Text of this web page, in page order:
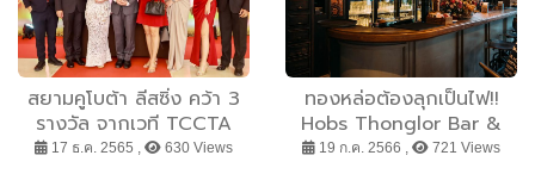
สยามคูโบต้า ลีสซิ่ง คว้า 3
รางวัล จากเวที TCCTA
The Best Contact
17 ธ.ค. 2565 , 630 Views
ทองหล่อต้องลุกเป็นไฟ!!
Hobs Thonglor Bar &
Retaurant สุดเก๋กลับมา
19 ก.ค. 2566 , 721 Views